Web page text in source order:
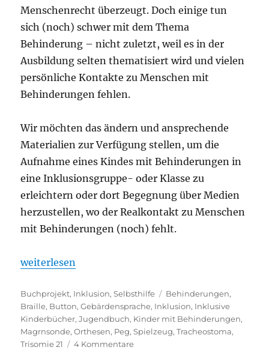
Menschenrecht überzeugt. Doch einige tun
sich (noch) schwer mit dem Thema
Behinderung – nicht zuletzt, weil es in der
Ausbildung selten thematisiert wird und vielen
persönliche Kontakte zu Menschen mit
Behinderungen fehlen.
Wir möchten das ändern und ansprechende
Materialien zur Verfügung stellen, um die
Aufnahme eines Kindes mit Behinderungen in
eine Inklusionsgruppe- oder Klasse zu
erleichtern oder dort Begegnung über Medien
herzustellen, wo der Realkontakt zu Menschen
mit Behinderungen (noch) fehlt.
„Inklusionsboxen – Ausleihe wieder möglich!“
weiterlesen
Kategorien
Buchprojekt, Inklusion,Selbsthilfe Schlagwörter
Behinderungen,
Braille, Button,Gebärdensprache, Inklusion, Inklusive
Kinderbücher,Jugendbuch, Kinder mit Behinderungen,
Magrnsonde,Orthesen, Peg,Spielzeug,Tracheostoma,
Trisomie 21
4 Kommentarezu